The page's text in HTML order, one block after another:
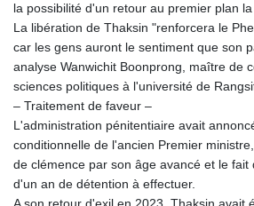
la possibilité d'un retour au premier plan
La libération de Thaksin "renforcera le
car les gens auront le sentiment que son
analyse Wanwichit Boonprong, maître de
sciences politiques à l'université de
– Traitement de faveur –
L'administration pénitentiaire avait
conditionnelle de l'ancien Premier
de clémence par son âge avancé et le fait
d'un an de détention à effectuer.